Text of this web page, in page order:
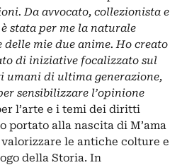
Da avvocato, collezionista e
stata per me la naturale
delle mie due anime. Ho creato
di iniziative focalizzato sul
di ultima generazione,
sensibilizzare l’opinione
l’arte e i temi dei diritti
portato alla nascita di M’ama
valorizzare le antiche colture e
della Storia. In